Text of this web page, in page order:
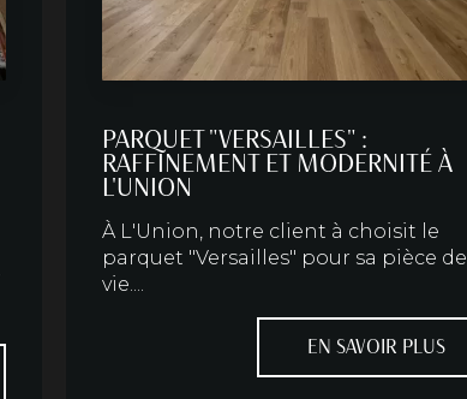
PARQUET "VERSAILLES" :
RAFFINEMENT ET MODERNITÉ À
L'UNION
À L'Union, notre client à choisit le
parquet "Versailles" pour sa pièce de
vie....
EN SAVOIR PLUS